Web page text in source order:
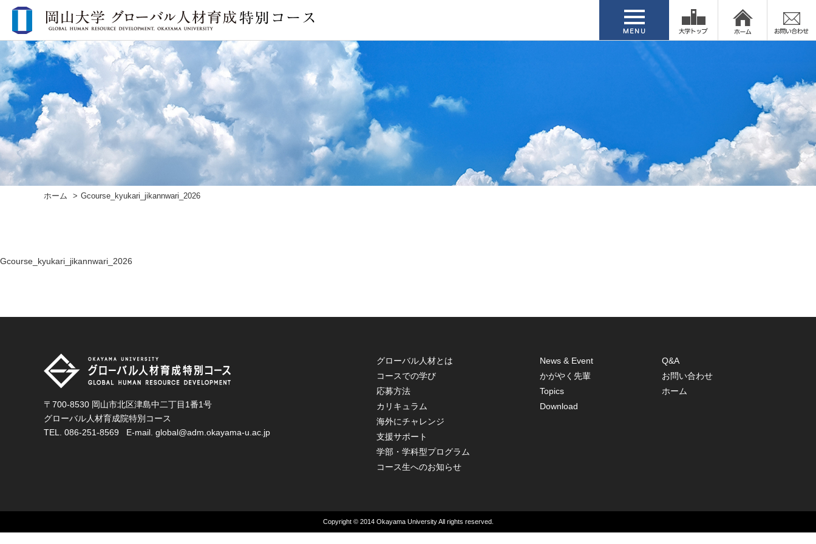
ホーム Gcourse_kyukari_jikannwari_2026
Gcourse_kyukari_jikannwari_2026
〒700-8530 岡山市北区津島中二丁目1番1号
グローバル人材育成院特別コース
TEL. 086-251-8569 E-mail. global@adm.okayama-u.ac.jp
グローバル人材とは
コースでの学び
応募方法
カリキュラム
海外にチャレンジ
支援サポート
学部・学科型プログラム
コース生へのお知らせ
News & Event
かがやく先輩
Topics
Download
Q&A
お問い合わせ
ホーム
Copyright © 2014 Okayama University All rights reserved.